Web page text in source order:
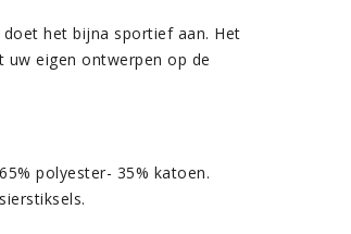
het bijna sportief aan. Het
eigen ontwerpen op de
polyester- 35% katoen.